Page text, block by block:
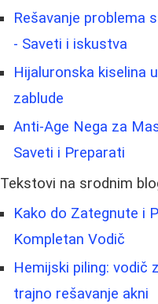
Rešavanje problema
- Saveti i iskustva
Hijaluronska kiselina
zablude
Anti-Age Nega za
Saveti i Preparati
Tekstovi na srodnim
Kako do Zategnute i
Kompletan Vodič
Hemijski piling: vodič
trajno rešavanje akni